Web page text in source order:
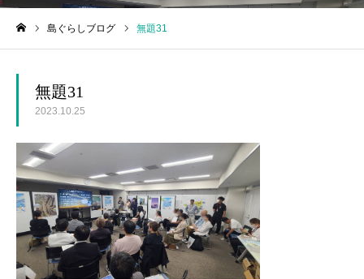
島ぐらしブログ 無題31
無題31
2023.10.25